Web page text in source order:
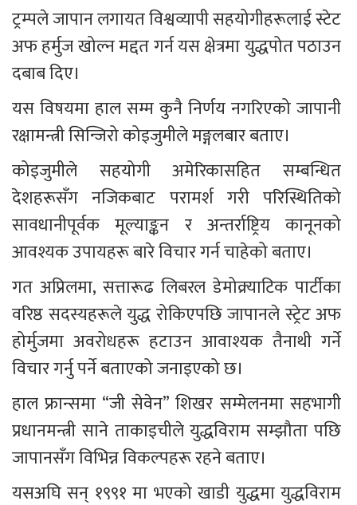
ट्रम्पले जापान लगायत विश्वव्यापी सहयोगीहरूलाई स्टेट
अफ हर्मुज खोल्न मद्दत गर्न यस क्षेत्रमा युद्धपोत पठाउन
दबाब दिए।
यस विषयमा हाल सम्म कुनै निर्णय नगरिएको जापानी
रक्षामन्त्री सिन्जिरो कोइजुमीले मङ्गलबार बताए।
कोइजुमीले सहयोगी अमेरिकासहित सम्बन्धित
देशहरूसँग नजिकबाट परामर्श गरी परिस्थितिको
सावधानीपूर्वक मूल्याङ्कन र अन्तर्राष्ट्रिय कानूनको
आवश्यक उपायहरू बारे विचार गर्न चाहेको बताए।
गत अप्रिलमा, सत्तारूढ लिबरल डेमोक्र्याटिक पार्टीका
वरिष्ठ सदस्यहरूले युद्ध रोकिएपछि जापानले स्ट्रेट अफ
होर्मुजमा अवरोधहरू हटाउन आवाश्यक तैनाथी गर्ने
विचार गर्नु पर्ने बताएको जनाइएको छ।
हाल फ्रान्समा “जी सेवेन” शिखर सम्मेलनमा सहभागी
प्रधानमन्त्री साने ताकाइचीले युद्धविराम सम्झौता पछि
जापानसँग विभिन्न विकल्पहरू रहने बताए।
यसअघि सन् १९९१ मा भएको खाडी युद्धमा युद्धविराम